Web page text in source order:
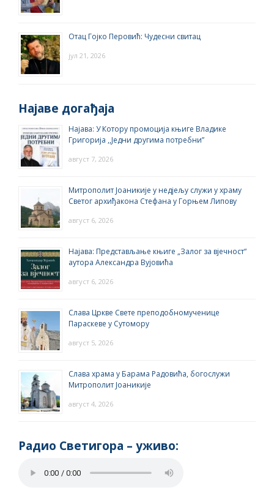
Отац Гојко Перовић: Чудесни свитац
јул 21, 2026
Најаве догађаја
Најава: У Котору промоција књиге Владике
Григорија ,,Једни другима потребни”
август 7, 2026
Митрополит Јоаникије у недјељу служи у храму
Светог архиђакона Стефана у Горњем Липову
август 6, 2026
Најава: Представљање књиге „Залог за вјечност“
аутора Александра Вујовића
август 6, 2026
Слава Цркве Свете преподобномученице
Параскеве у Сутомору
август 5, 2026
Слава храма у Барама Радовића, богослужи
Митрополит Јоаникије
август 4, 2026
Радио Светигора – yживо: